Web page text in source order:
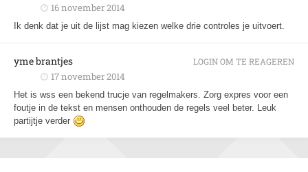
16 november 2014
Ik denk dat je uit de lijst mag kiezen welke drie controles je uitvoert.
yme brantjes
17 november 2014
Het is wss een bekend trucje van regelmakers. Zorg expres voor een
foutje in de tekst en mensen onthouden de regels veel beter. Leuk
partijtje verder
LOGIN OM TE REAGEREN